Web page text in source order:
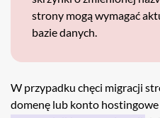
strony mogą wymagać
bazie danych.
W przypadku chęci migracji
domenę lub konto hostingowe